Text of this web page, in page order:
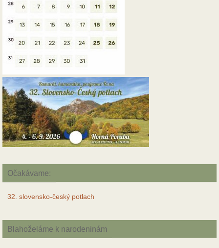
Očakávame:
32. slovensko-český potlach
Blahoželáme k narodeninám